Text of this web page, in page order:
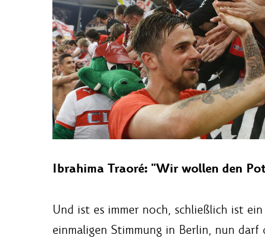
Ibrahima Traoré: "Wir wollen den
Und ist es immer noch, schließlich ist
einmaligen Stimmung in Berlin, nun